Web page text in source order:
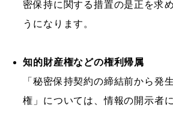
密保持に関する措置の是正を求
うになります。
知的財産権などの権利帰属
「秘密保持契約の締結前から発
権」については、情報の開示者